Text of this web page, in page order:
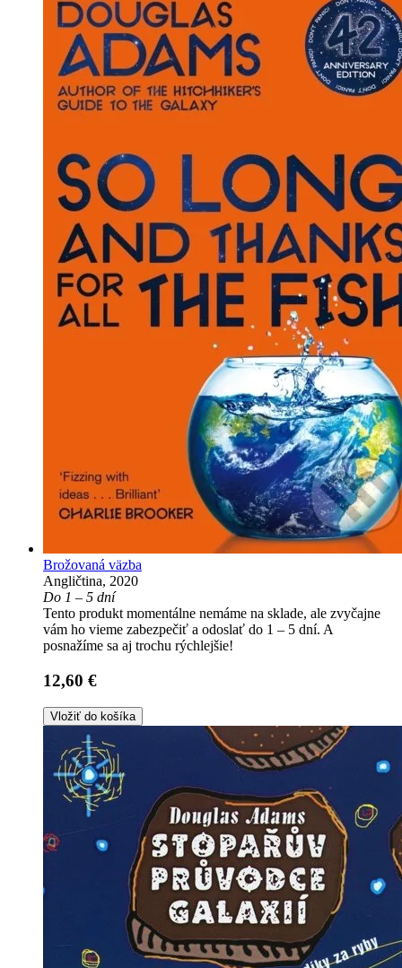
Brožovaná väzba
Angličtina, 2020
Do 1 – 5 dní
Tento produkt momentálne nemáme na sklade, ale zvyčajne
vám ho vieme zabezpečiť a odoslať do 1 – 5 dní. A
posnažíme sa aj trochu rýchlejšie!
12,60 €
Vložiť do košíka